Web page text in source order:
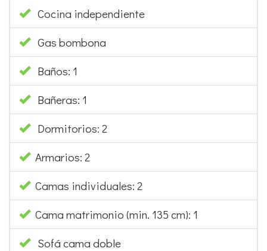
Cocina independiente
Gas bombona
Baños: 1
Bañeras: 1
Dormitorios: 2
Armarios: 2
Camas individuales: 2
Cama matrimonio (min. 135 cm): 1
Sofá cama doble